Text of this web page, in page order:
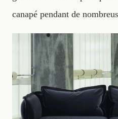
canapé pendant de